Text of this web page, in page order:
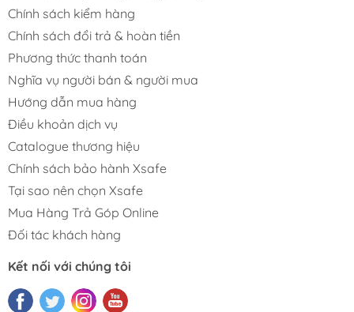
Chính sách kiểm hàng
Chính sách đổi trả & hoàn tiền
Phương thức thanh toán
Nghĩa vụ người bán & người mua
Hướng dẫn mua hàng
Điều khoản dịch vụ
Catalogue thương hiệu
Chính sách bảo hành Xsafe
Tại sao nên chọn Xsafe
Mua Hàng Trả Góp Online
Đối tác khách hàng
Kết nối với chúng tôi